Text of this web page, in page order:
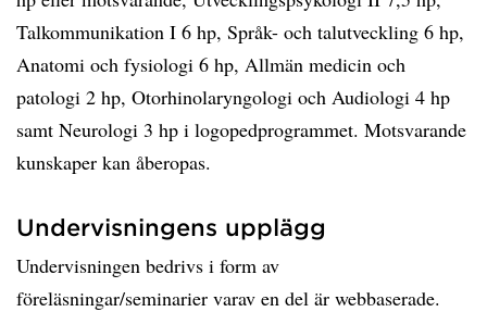
Talkommunikation I 6 hp, Språk- och talutveckling 6 hp,
Anatomi och fysiologi 6 hp, Allmän medicin och
patologi 2 hp, Otorhinolaryngologi och Audiologi 4 hp
samt Neurologi 3 hp i logopedprogrammet. Motsvarande
kunskaper kan åberopas.
Undervisningens upplägg
Undervisningen bedrivs i form av
föreläsningar/seminarier varav en del är webbaserade.